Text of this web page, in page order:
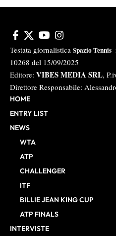
Testata giornalistica Spazio Tennis
10268 del 15/09/2025
Editore: VIBES MEDIA SRL,
Direttore Responsabile:
HOME
ENTRY LIST
NEWS
WTA
ATP
CHALLENGER
ITF
BILLIE JEAN KING CUP
ATP FINALS
INTERVISTE